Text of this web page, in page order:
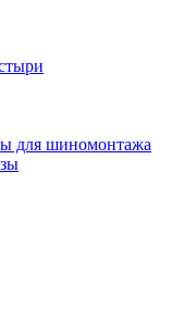
для шиномонтажа